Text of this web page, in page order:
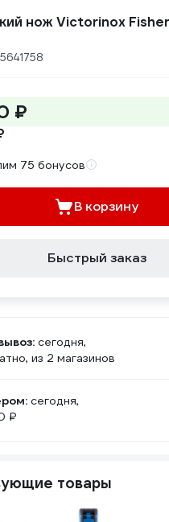
нож Victorinox
₽
75 бонусов
В корзину
Быстрый заказ
сегодня,
, из 2 магазинов
сегодня,
₽
товары